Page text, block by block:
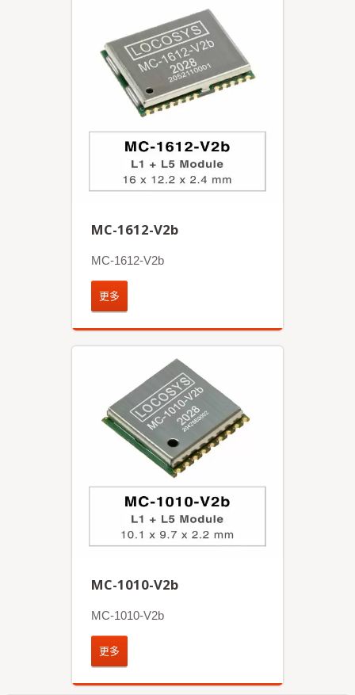
MC-1612-V2b
MC-1612-V2b
更多
MC-1010-V2b
MC-1010-V2b
更多